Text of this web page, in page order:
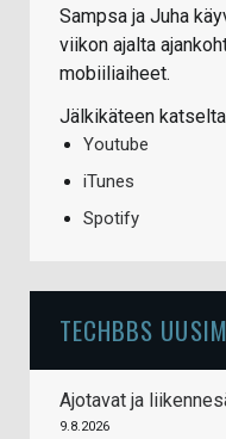
Sampsa ja Juha
viikon ajalta
mobiiliaiheet.
Jälkikäteen
Youtube
iTunes
Spotify
TECHBBS
Ajotavat ja
9.8.2026